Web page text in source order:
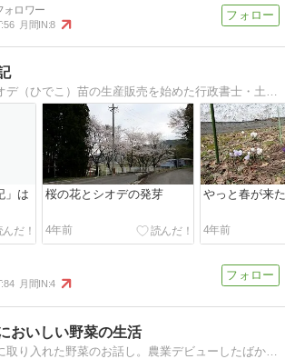
56 月間IN:8
」は
桜の花とシオデの発芽
4年前
やっと春が来
4年前
84 月間IN:4
おいしい野菜の生活
毎日のお料理に取り入れた野菜のお話し。農業デビューしたばかりです。有機野菜を作っています。